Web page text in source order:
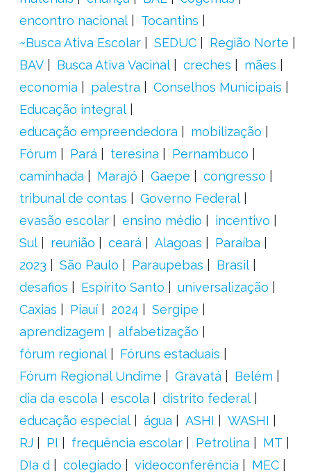
encontro nacional
Tocantins
~Busca Ativa Escolar
SEDUC
Região Norte
BAV
Busca Ativa Vacinal creches
mães
economia
palestra
Conselhos Municipais
Educação integral
educação empreendedora
mobilização
Fórum
Pará teresina
Pernambuco
caminhada
Marajó Gaepe
congresso
tribunal de contas
Governo Federal
evasão escolar
ensino médio
incentivo
Sul
reunião ceará Alagoas
Paraíba
2023
São Paulo Paraupebas
Brasil
desafios
Espírito Santo
universalização
Caxias
Piauí 2024
Sergipe
aprendizagem
alfabetização
fórum regional
Fóruns estaduais
Fórum Regional Undime
Gravatá
Belém
dia da escola
escola
distrito federal
educação especial
água ASHI
WASHI
RJ
PI frequência escolar Petrolina
MT
DIa d
colegiado videoconferência
MEC